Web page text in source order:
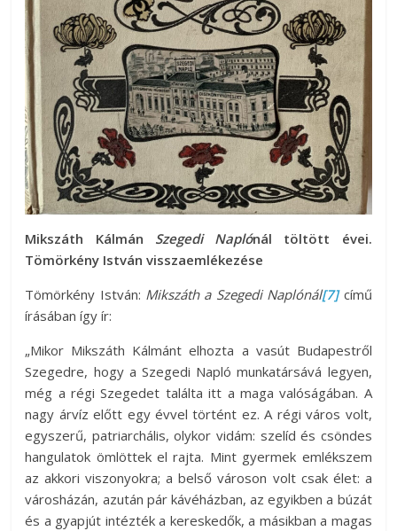
Mikszáth Kálmán Szegedi Naplónál töltött évei.
Tömörkény István visszaemlékezése
Tömörkény István: Mikszáth a Szegedi Naplónál[7] című
írásában így ír:
„Mikor Mikszáth Kálmánt elhozta a vasút Budapestről
Szegedre, hogy a Szegedi Napló munkatársává legyen,
még a régi Szegedet találta itt a maga valóságában. A
nagy árvíz előtt egy évvel történt ez. A régi város volt,
egyszerű, patriarchális, olykor vidám: szelíd és csöndes
hangulatok ömlöttek el rajta. Mint gyermek emlékszem
az akkori viszonyokra; a belső városon volt csak élet: a
városházán, azután pár kávéházban, az egyikben a búzát
és a gyapjút intézték a kereskedők, a másikban a magas